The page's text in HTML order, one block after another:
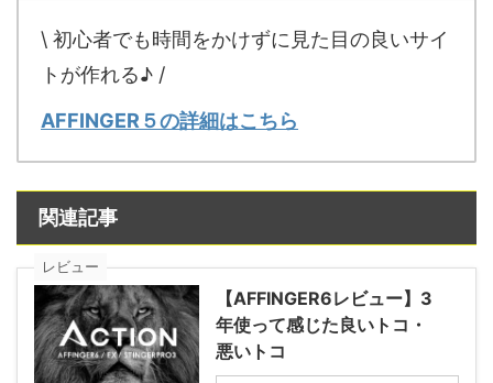
\ 初心者でも時間をかけずに見た目の良いサイ
トが作れる♪ /
AFFINGER５の詳細はこちら
関連記事
レビュー
【AFFINGER6レビュー】3
年使って感じた良いトコ・
悪いトコ